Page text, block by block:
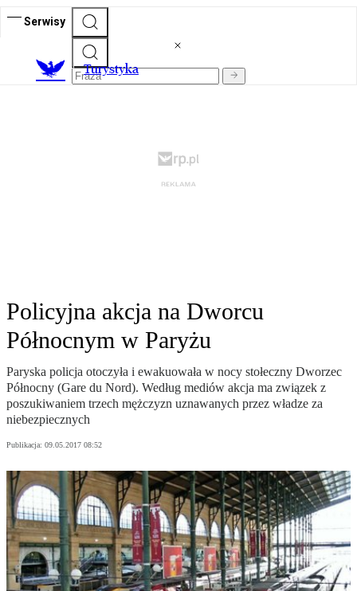
Serwisy
Turystyka
Policyjna akcja na Dworcu
Północnym w Paryżu
Paryska policja otoczyła i ewakuowała w nocy stołeczny Dworzec
Północny (Gare du Nord). Według mediów akcja ma związek z
poszukiwaniem trzech mężczyzn uznawanych przez władze za
niebezpiecznych
Publikacja: 09.05.2017 08:52